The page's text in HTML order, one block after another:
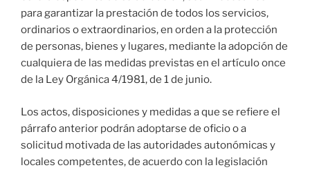
para garantizar la prestación de todos los servicios,
ordinarios o extraordinarios, en orden a la protección
de personas, bienes y lugares, mediante la adopción de
cualquiera de las medidas previstas en el artículo once
de la Ley Orgánica 4/1981, de 1 de junio.
Los actos, disposiciones y medidas a que se refiere el
párrafo anterior podrán adoptarse de oficio o a
solicitud motivada de las autoridades autonómicas y
locales competentes, de acuerdo con la legislación